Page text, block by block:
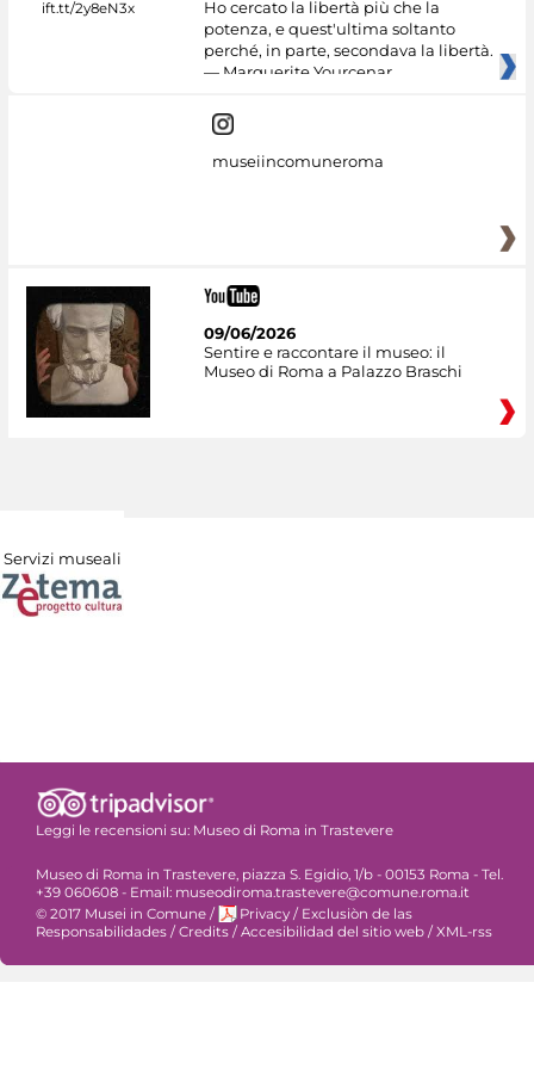
Ho cercato la libertà più che la
potenza, e quest'ultima soltanto
perché, in parte, secondava la libertà.
— Marguerite Yourcenar
museiincomuneroma
09/06/2026
Sentire e raccontare il museo: il
Museo di Roma a Palazzo Braschi
Servizi museali
Leggi le recensioni su: Museo di Roma in Trastevere
Museo di Roma in Trastevere, piazza S. Egidio, 1/b - 00153 Roma - Tel.
+39 060608 - Email: museodiroma.trastevere@comune.roma.it
© 2017 Musei in Comune / Privacy / Exclusiòn de las
Responsabilidades / Credits / Accesibilidad del sitio web / XML-rss